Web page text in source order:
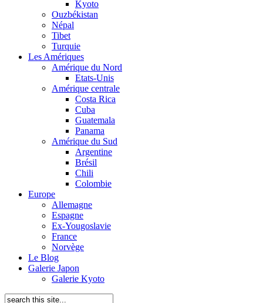
Kyoto
Ouzbékistan
Népal
Tibet
Turquie
Les Amériques
Amérique du Nord
Etats-Unis
Amérique centrale
Costa Rica
Cuba
Guatemala
Panama
Amérique du Sud
Argentine
Brésil
Chili
Colombie
Europe
Allemagne
Espagne
Ex-Yougoslavie
France
Norvège
Le Blog
Galerie Japon
Galerie Kyoto